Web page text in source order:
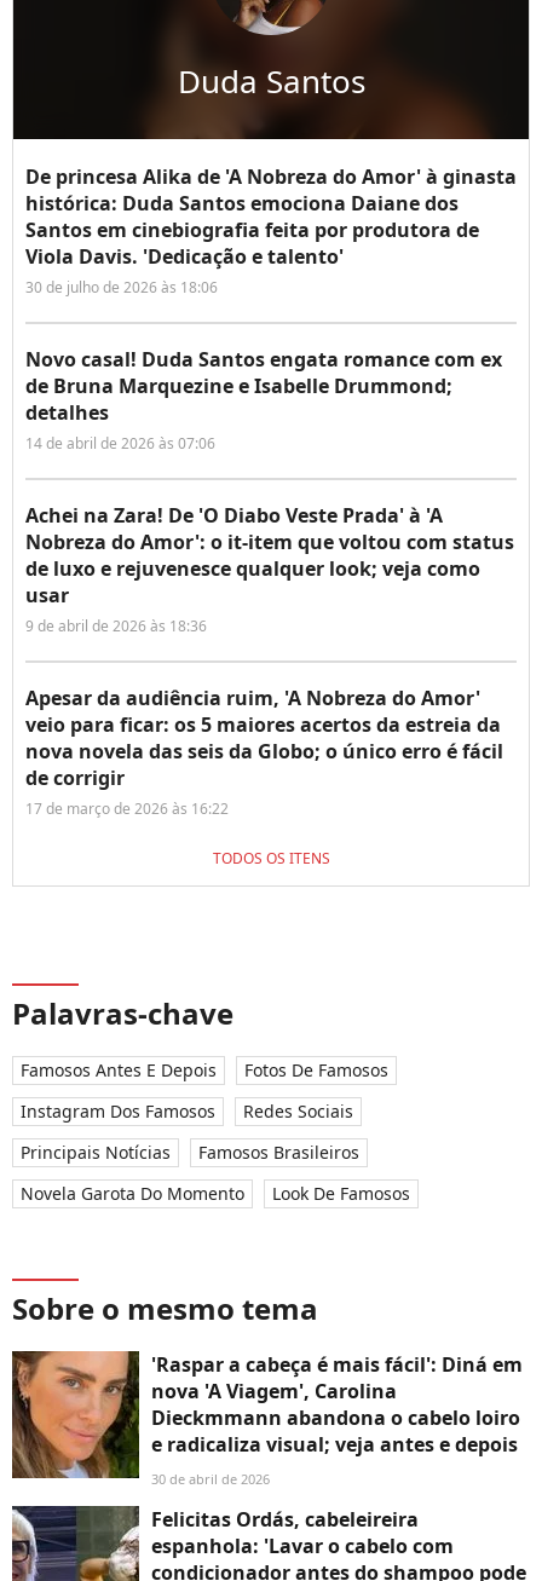
Duda Santos
De princesa Alika de 'A Nobreza do Amor' à ginasta
histórica: Duda Santos emociona Daiane dos
Santos em cinebiografia feita por produtora de
Viola Davis. 'Dedicação e talento'
30 de julho de 2026 às 18:06
Novo casal! Duda Santos engata romance com ex
de Bruna Marquezine e Isabelle Drummond;
detalhes
14 de abril de 2026 às 07:06
Achei na Zara! De 'O Diabo Veste Prada' à 'A
Nobreza do Amor': o it-item que voltou com status
de luxo e rejuvenesce qualquer look; veja como
usar
9 de abril de 2026 às 18:36
Apesar da audiência ruim, 'A Nobreza do Amor'
veio para ficar: os 5 maiores acertos da estreia da
nova novela das seis da Globo; o único erro é fácil
de corrigir
17 de março de 2026 às 16:22
TODOS OS ITENS
Palavras-chave
Famosos Antes E Depois
Fotos De Famosos
Instagram Dos Famosos
Redes Sociais
Principais Notícias
Famosos Brasileiros
Novela Garota Do Momento
Look De Famosos
Sobre o mesmo tema
'Raspar a cabeça é mais fácil': Diná em
nova 'A Viagem', Carolina
Dieckmmann abandona o cabelo loiro
e radicaliza visual; veja antes e depois
30 de abril de 2026
Felicitas Ordás, cabeleireira
espanhola: 'Lavar o cabelo com
condicionador antes do shampoo pode